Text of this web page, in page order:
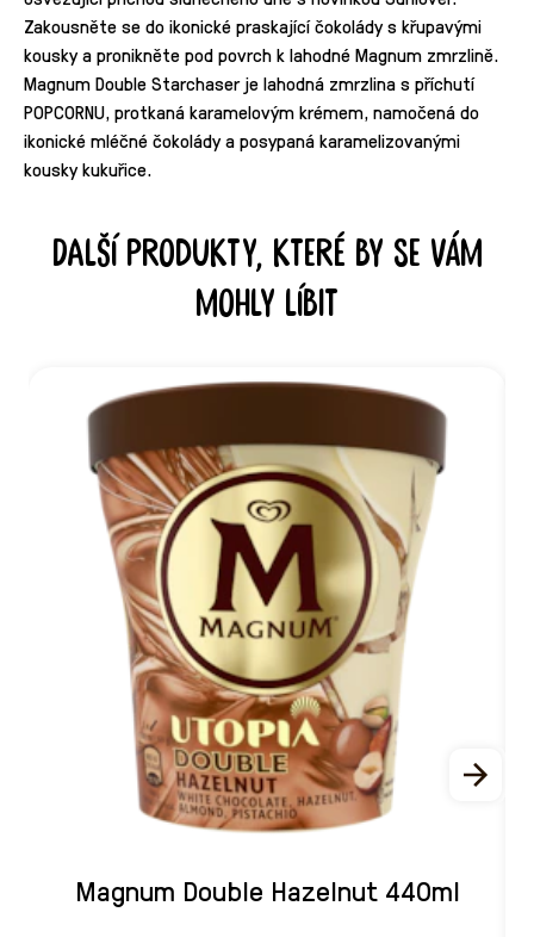
Zakousněte se do ikonické praskající čokolády s křupavými
kousky a pronikněte pod povrch k lahodné Magnum zmrzlině.
Magnum Double Starchaser je lahodná zmrzlina s příchutí
POPCORNU, protkaná karamelovým krémem, namočená do
ikonické mléčné čokolády a posypaná karamelizovanými
kousky kukuřice.
Další produkty, které by se vám
mohly líbit
Magnum Double Hazelnut 440ml